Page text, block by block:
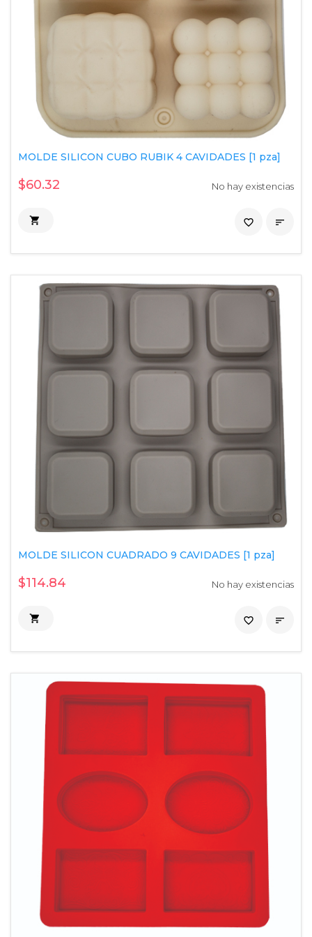
MOLDE SILICON CUBO RUBIK 4 CAVIDADES [1 pza]
$60.32 No hay existencias
 
favorite_border
MOLDE SILICON CUADRADO 9 CAVIDADES [1 pza]
$114.84 No hay existencias
 
favorite_border